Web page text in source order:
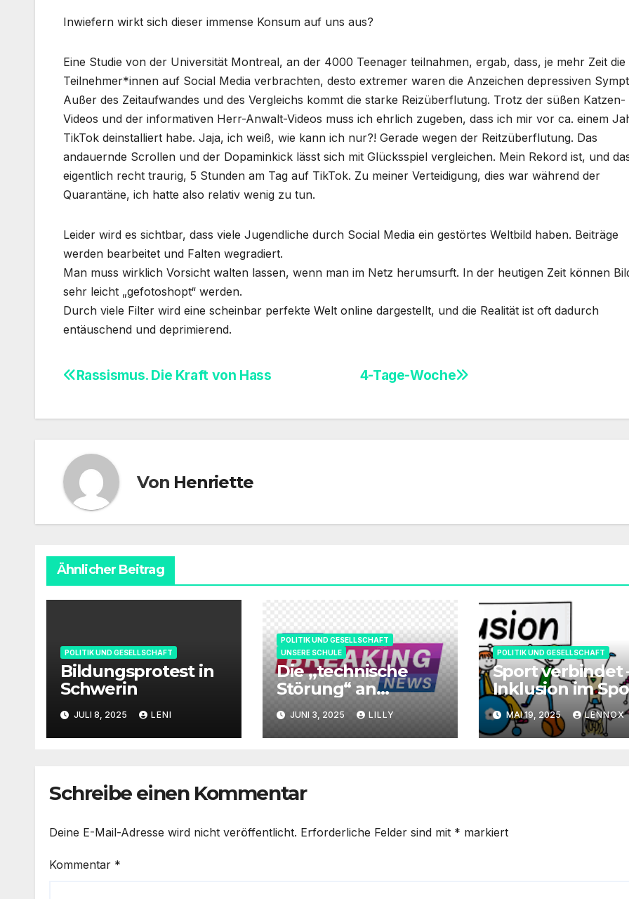
Inwiefern wirkt sich dieser immense Konsum auf uns aus?
Eine Studie von der Universität Montreal, an der 4000 Teenager teilnahmen, ergab, dass, je mehr Zeit die
Teilnehmer*innen auf Social Media verbrachten, desto extremer waren die Anzeichen depressiven
Außer des Zeitaufwandes und des Vergleichs kommt die starke Reizüberflutung. Trotz der süßen Katzen-
Videos und der informativen Herr-Anwalt-Videos muss ich ehrlich zugeben, dass ich mir vor ca. einem
TikTok deinstalliert habe. Jaja, ich weiß, wie kann ich nur?! Gerade wegen der Reitzüberflutung. Das
andauernde Scrollen und der Dopaminkick lässt sich mit Glücksspiel vergleichen. Mein Rekord ist, und
eigentlich recht traurig, 5 Stunden am Tag auf TikTok. Zu meiner Verteidigung, dies war während der
Quarantäne, ich hatte also relativ wenig zu tun.
Leider wird es sichtbar, dass viele Jugendliche durch Social Media ein gestörtes Weltbild haben. Beiträge
werden bearbeitet und Falten wegradiert.
Man muss wirklich Vorsicht walten lassen, wenn man im Netz herumsurft. In der heutigen Zeit können
sehr leicht „gefotoshopt“ werden.
Durch viele Filter wird eine scheinbar perfekte Welt online dargestellt, und die Realität ist oft dadurch
entäuschend und deprimierend.
Beitragsnavigation 4-Tage-Woche
Rassismus. Die Kraft von Hass
Von Henriette
Ähnlicher Beitrag
POLITIK UND GESELLSCHAFT
Bildungsprotest in
Schwerin
JULI 8, 2025 LENI
POLITIK UND GESELLSCHAFT
UNSERE SCHULE
Die ,,technische
Störung“ an
unserer Schule
JUNI 3, 2025 LILLY
POLITIK UND GESELLSCHAFT
Sport verbindet
Inklusion im
MAI 19, 2025 LENNOX
Schreibe einen Kommentar
Deine E-Mail-Adresse wird nicht veröffentlicht. Erforderliche Felder sind mit * markiert
Kommentar *